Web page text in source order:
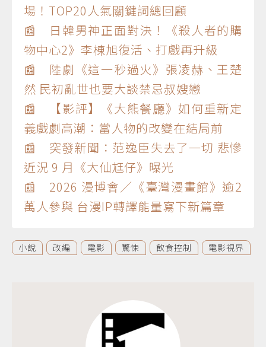
場！TOP20人氣關鍵詞總回顧
📰 日韓男神正面對決！《殺人者的購
物中心2》李棟旭復活、打戲再升級
📰 陸劇《這一秒過火》張凌赫、王楚
然 民初亂世也要大談禁忌叔嫂戀
📰 【影評】《大熊餐廳》如何重新定
義戲劇高潮：當人物的改變在結局前
📰 突發新聞：范逸臣失去了一切 悲慘
近況 9 月《大仙尪仔》曝光
📰 2026 漫博會／《臺灣漫畫館》逾2
萬人參與 台漫IP轉譯能量寫下新篇章
小說 改編 電影 驚悚 飲食控制 電影視界